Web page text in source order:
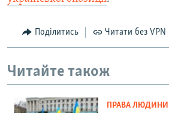
Поділитись Читати без VPN
Читайте також
ПРАВА ЛЮДИНИ